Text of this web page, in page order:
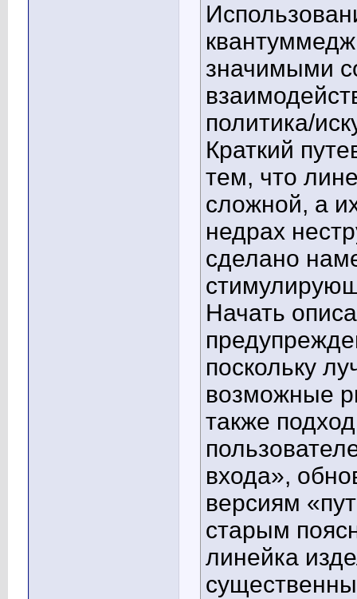
значимыми
политика/
Краткий
тем, что
сложной, а
недрах
сделано
Начать
поскольку
возможные
также
входа»,
версиям
старым
линейка